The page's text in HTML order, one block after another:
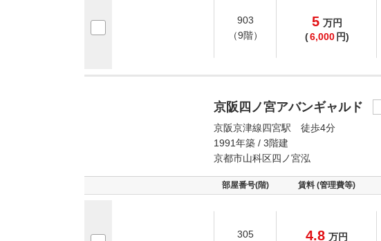
903
（9階）
5 万円
(6,000 円)
京阪四ノ宮アバンギャルド
京阪京津線四宮駅 徒歩4分
1991年築 / 3階建
京都市山科区四ノ宮泓
部屋番号(階) 賃料 (管理費等)
305
4.8 万円